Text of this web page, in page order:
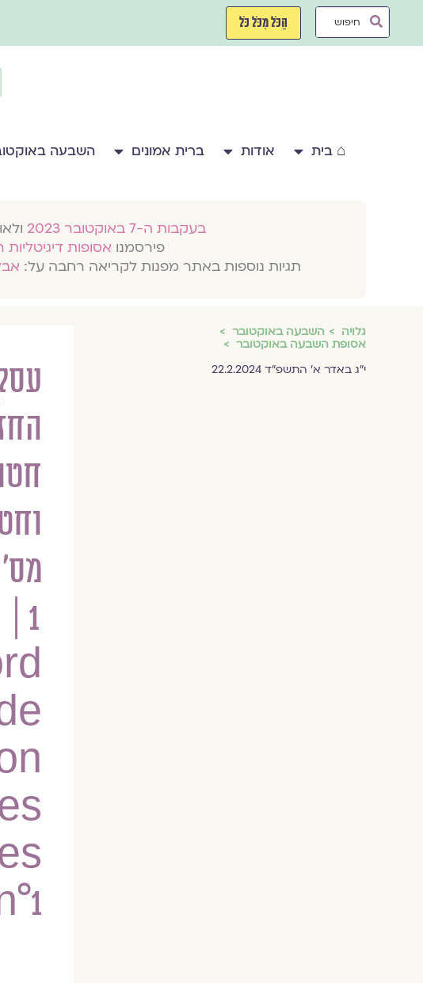
Search
הַכֹּל מִכֹּל כֹּל
⌂ בית אודות ברית אמונים השבעה
בעקבות ה-7 באוקטובר 2023
פירסמנו אסופות
תגיות נוספות באתר מפנות לקריאה רחבה על:
גלויה
השבעה באוקטובר
אסופת השבעה באוקטובר
י״ג באדר א׳ התשפ״ד 22.2.2024
מס'